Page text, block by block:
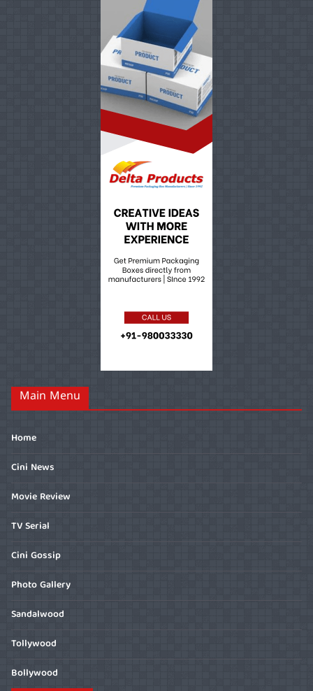
Main Menu
Home
Cini News
Movie Review
TV Serial
Cini Gossip
Photo Gallery
Sandalwood
Tollywood
Bollywood